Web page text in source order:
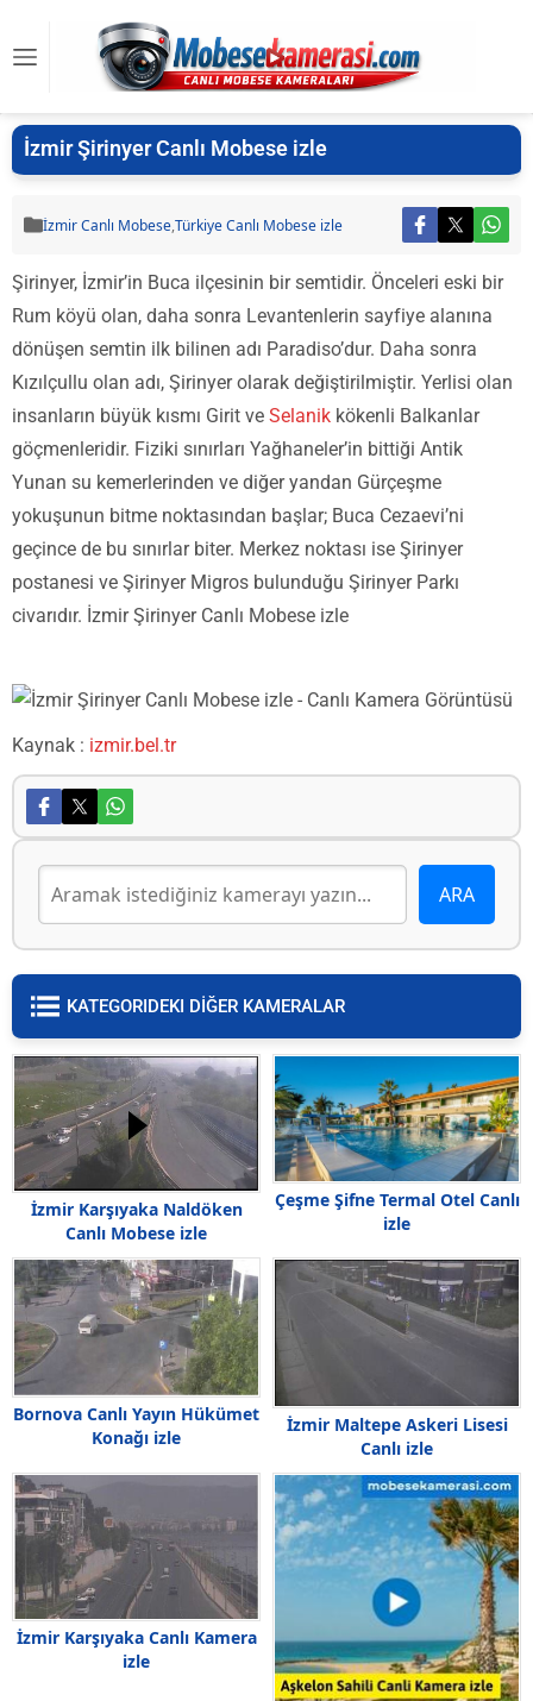
İzmir Şirinyer Canlı Mobese izle
İzmir Canlı Mobese,Türkiye Canlı Mobese izle
Şirinyer, İzmir’in Buca ilçesinin bir semtidir. Önceleri eski bir
Rum köyü olan, daha sonra Levantenlerin sayfiye alanına
dönüşen semtin ilk bilinen adı Paradiso’dur. Daha sonra
Kızılçullu olan adı, Şirinyer olarak değiştirilmiştir. Yerlisi olan
insanların büyük kısmı Girit ve Selanik kökenli Balkanlar
göçmenleridir. Fiziki sınırları Yağhaneler’in bittiği Antik
Yunan su kemerlerinden ve diğer yandan Gürçeşme
yokuşunun bitme noktasından başlar; Buca Cezaevi’ni
geçince de bu sınırlar biter. Merkez noktası ise Şirinyer
postanesi ve Şirinyer Migros bulunduğu Şirinyer Parkı
civarıdır. İzmir Şirinyer Canlı Mobese izle
Kaynak : izmir.bel.tr
KATEGORIDEKI DİĞER KAMERALAR
İzmir Karşıyaka Naldöken
Canlı Mobese izle
Çeşme Şifne Termal Otel Canlı
izle
Bornova Canlı Yayın Hükümet
Konağı izle
İzmir Maltepe Askeri Lisesi
Canlı izle
İzmir Karşıyaka Canlı Kamera
izle